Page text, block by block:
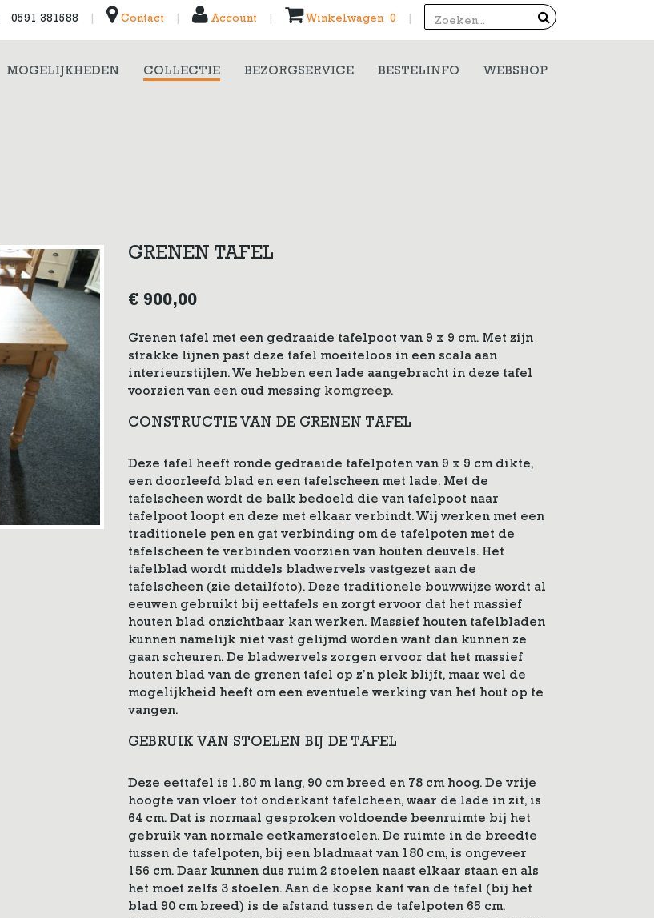
0591 381588 Contact Account Winkelwagen 0
MOGELIJKHEDEN COLLECTIE BEZORGSERVICE BESTELINFO WEBSHOP
GRENEN TAFEL
€ 900,00
Grenen tafel met een gedraaide tafelpoot van 9 x 9 cm. Met zijn
strakke lijnen past deze tafel moeiteloos in een scala aan
interieurstijlen. We hebben een lade aangebracht in deze tafel
voorzien van een oud messing komgreep.
CONSTRUCTIE VAN DE GRENEN TAFEL
Deze tafel heeft ronde gedraaide tafelpoten van 9 x 9 cm dikte,
een doorleefd blad en een tafelscheen met lade. Met de
tafelscheen wordt de balk bedoeld die van tafelpoot naar
tafelpoot loopt en deze met elkaar verbindt. Wij werken met een
traditionele pen en gat verbinding om de tafelpoten met de
tafelscheen te verbinden voorzien van houten deuvels. Het
tafelblad wordt middels bladwervels vastgezet aan de
tafelscheen (zie detailfoto). Deze traditionele bouwwijze wordt al
eeuwen gebruikt bij eettafels en zorgt ervoor dat het massief
houten blad onzichtbaar kan werken. Massief houten tafelbladen
kunnen namelijk niet vast gelijmd worden want dan kunnen ze
gaan scheuren. De bladwervels zorgen ervoor dat het massief
houten blad van de grenen tafel op z’n plek blijft, maar wel de
mogelijkheid heeft om een eventuele werking van het hout op te
vangen.
GEBRUIK VAN STOELEN BIJ DE TAFEL
Deze eettafel is 1.80 m lang, 90 cm breed en 78 cm hoog. De vrije
hoogte van vloer tot onderkant tafelcheen, waar de lade in zit, is
64 cm. Dat is normaal gesproken voldoende beenruimte bij het
gebruik van normale eetkamerstoelen. De ruimte in de breedte
tussen de tafelpoten, bij een bladmaat van 180 cm, is ongeveer
156 cm. Daar kunnen dus ruim 2 stoelen naast elkaar staan en als
het moet zelfs 3 stoelen. Aan de kopse kant van de tafel (bij het
blad 90 cm breed) is de afstand tussen de tafelpoten 65 cm.